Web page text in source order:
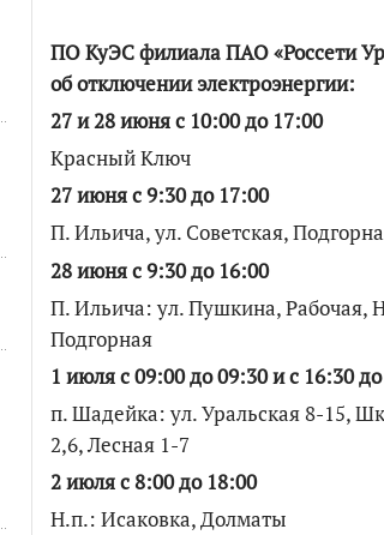
ПО КуЭС филиала ПАО «Россети
об отключении электроэнергии:
27 и 28 июня с 10:00 до 17:00
Красный Ключ
27 июня с 9:30 до 17:00
П. Ильича, ул. Советская,
28 июня с 9:30 до 16:00
П. Ильича: ул. Пушкина, Рабочая,
Подгорная
1 июля с 09:00 до 09:30 и с 16:30
п. Шадейка: ул. Уральская 8-15,
2,6, Лесная 1-7
2 июля с 8:00 до 18:00
Н.п.: Исаковка, Долматы